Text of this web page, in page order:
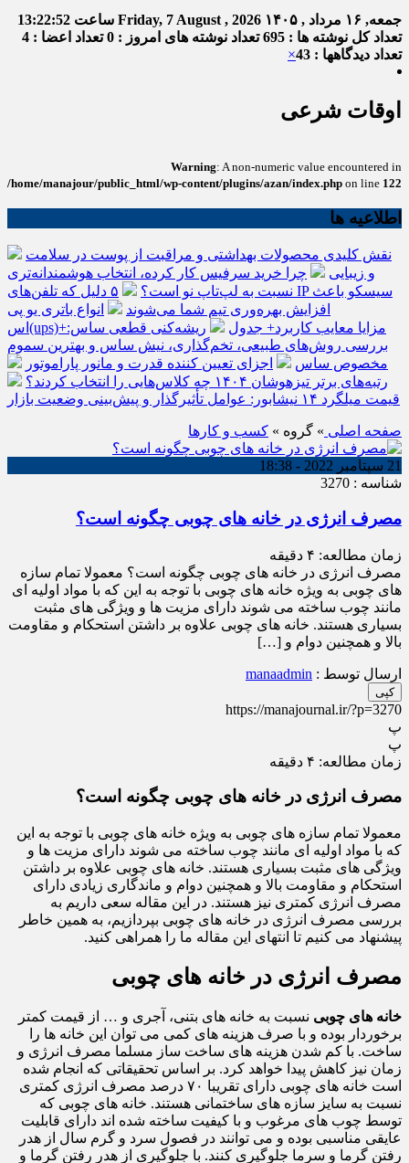
جمعه, ۱۶ مرداد , ۱۴۰۵ Friday, 7 August , 2026 ساعت 13:22:52
تعداد کل نوشته ها : 695
تعداد نوشته های امروز : 0
تعداد اعضا : 4
تعداد دیدگاهها : 43
×
اوقات شرعی
Warning: A non-numeric value encountered in
/home/manajour/public_html/wp-content/plugins/azan/index.php on line 122
اطلاعیه ها
نقش کلیدی محصولات بهداشتی و مراقبت از پوست در سلامت
و زیبایی
چرا خرید سرفیس کار کرده، انتخاب هوشمندانه‌تری
نسبت به لپ‌تاپ نو است؟
۵ دلیل که تلفن‌های IP سیسکو باعث
افزایش بهره‌وری تیم شما می‌شوند
انواع باتری یو پی
اس(ups)+مزایا معایب کاربرد+ جدول
ریشه‌کنی قطعی ساس:
بررسی روش‌های طبیعی، تخم‌گذاری، نیش ساس و بهترین سموم
مخصوص ساس
اجزای تعیین کننده قدرت و مانور پاراموتور
رتبه‌های برتر تیزهوشان ۱۴۰۴ چه کلاس‌هایی را انتخاب کردند؟
قیمت میلگرد ۱۴ نیشابور: عوامل تأثیرگذار و پیش‌بینی وضعیت بازار
صفحه اصلی » گروه » کسب و کارها
21 سپتامبر 2022 - 18:38
شناسه : 3270
مصرف انرژی در خانه های چوبی چگونه است؟
زمان مطالعه: ۴ دقیقه
مصرف انرژی در خانه های چوبی چگونه است؟ معمولا تمام سازه
های چوبی به ویژه خانه های چوبی با توجه به این که با مواد اولیه ای
مانند چوب ساخته می شوند دارای مزیت ها و ویژگی های مثبت
بسیاری هستند. خانه های چوبی علاوه بر داشتن استحکام و مقاومت
بالا و همچنین دوام و […]
ارسال توسط : manaadmin
کپی
https://manajournal.ir/?p=3270
پ
پ
زمان مطالعه: ۴ دقیقه
مصرف انرژی در خانه های چوبی چگونه است؟
معمولا تمام سازه های چوبی به ویژه خانه های چوبی با توجه به این
که با مواد اولیه ای مانند چوب ساخته می شوند دارای مزیت ها و
ویژگی های مثبت بسیاری هستند. خانه های چوبی علاوه بر داشتن
استحکام و مقاومت بالا و همچنین دوام و ماندگاری زیادی دارای
مصرف انرژی کمتری نیز هستند. در این مقاله سعی داریم به
بررسی مصرف انرژی در خانه های چوبی بپردازیم، به همین خاطر
پیشنهاد می کنیم تا انتهای این مقاله ما را همراهی کنید.
مصرف انرژی در خانه های چوبی
خانه های چوبی نسبت به خانه های بتنی، آجری و … از قیمت کمتر
برخوردار بوده و با صرف هزینه های کمی می توان این خانه ها را
ساخت. با کم شدن هزینه های ساخت ساز مسلما مصرف انرژی و
زمان نیز کاهش پیدا خواهد کرد. بر اساس تحقیقاتی که انجام شده
است خانه های چوبی دارای تقریبا ۷۰ درصد مصرف انرژی کمتری
نسبت به سایز سازه های ساختمانی هستند. خانه های چوبی که
توسط چوب های مرغوب و با کیفیت ساخته شده اند دارای قابلیت
عایقی مناسبی بوده و می توانند در فصول سرد و گرم سال از هدر
رفتن گرما و سرما جلوگیری کنند. با جلوگیری از هدر رفتن گرما و